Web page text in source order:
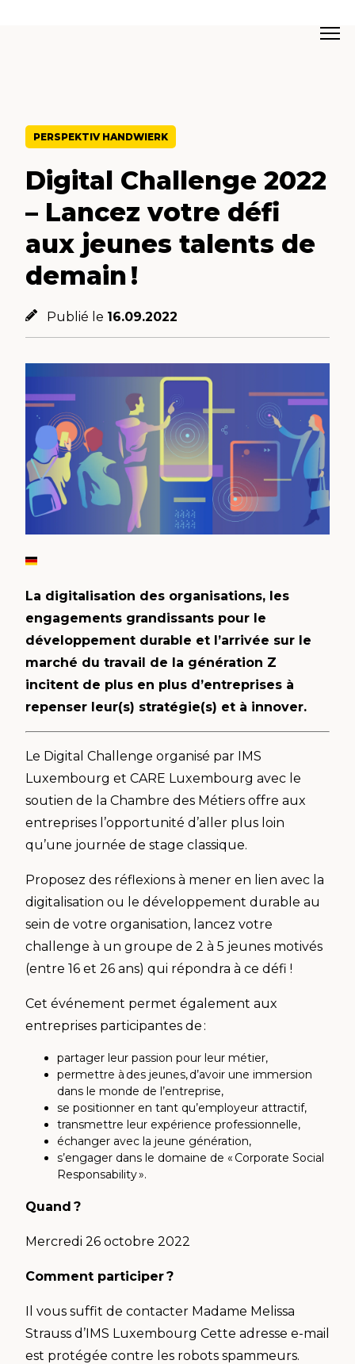
PERSPEKTIV HANDWIERK
Digital Challenge 2022
– Lancez votre défi
aux jeunes talents de
demain !
Publié le 16.09.2022
La digitalisation des organisations, les
engagements grandissants pour le
développement durable et l’arrivée sur le
marché du travail de la génération Z
incitent de plus en plus d’entreprises à
repenser leur(s) stratégie(s) et à innover.
Le Digital Challenge organisé par IMS
Luxembourg et CARE Luxembourg avec le
soutien de la Chambre des Métiers offre aux
entreprises l’opportunité d’aller plus loin
qu’une journée de stage classique.
Proposez des réflexions à mener en lien avec la
digitalisation ou le développement durable au
sein de votre organisation, lancez votre
challenge à un groupe de 2 à 5 jeunes motivés
(entre 16 et 26 ans) qui répondra à ce défi !
Cet événement permet également aux
entreprises participantes de :
partager leur passion pour leur métier,
permettre à des jeunes, d’avoir une immersion
dans le monde de l’entreprise,
se positionner en tant qu’employeur attractif,
transmettre leur expérience professionnelle,
échanger avec la jeune génération,
s’engager dans le domaine de « Corporate Social
Responsability ».
Quand ?
Mercredi 26 octobre 2022
Comment participer ?
Il vous suffit de contacter Madame Melissa
Strauss d’IMS Luxembourg Cette adresse e-mail
est protégée contre les robots spammeurs.